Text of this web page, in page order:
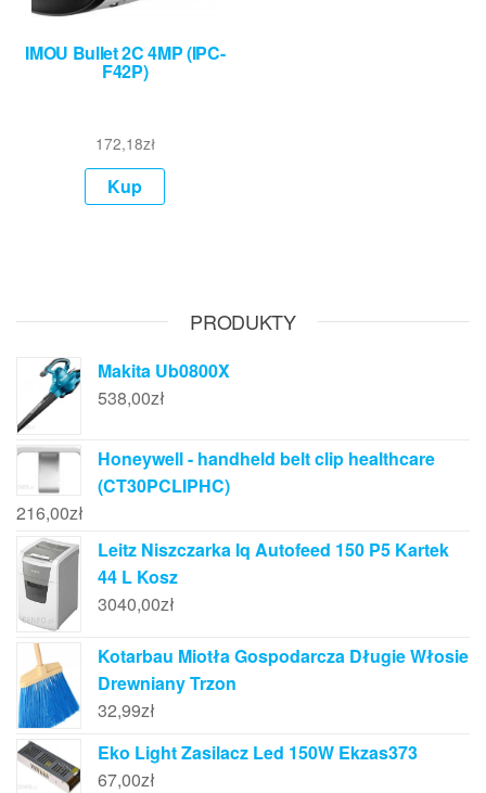
IMOU Bullet 2C 4MP (IPC-
F42P)
172,18zł
Kup
PRODUKTY
Makita Ub0800X
538,00zł
Honeywell - handheld belt clip healthcare
(CT30PCLIPHC)
216,00zł
Leitz Niszczarka Iq Autofeed 150 P5 Kartek
44 L Kosz
3040,00zł
Kotarbau Miotła Gospodarcza Długie Włosie
Drewniany Trzon
32,99zł
Eko Light Zasilacz Led 150W Ekzas373
67,00zł